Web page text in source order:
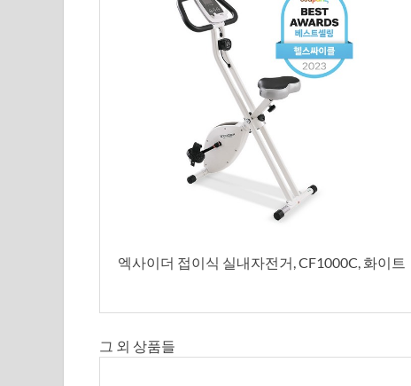
엑사이더 접이식 실내자전거, CF1000C, 화이트
그 외 상품들